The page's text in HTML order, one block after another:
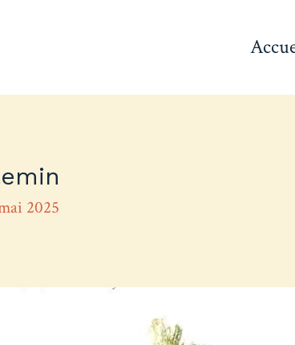
2025